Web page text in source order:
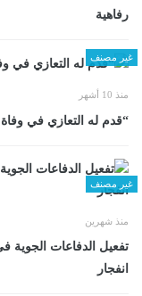
رفاهية
غير مصنف
منذ 10 أشهر
“قدم له التعازي في
غير مصنف
منذ شهرين
تفعيل الدفاعات
انفجار